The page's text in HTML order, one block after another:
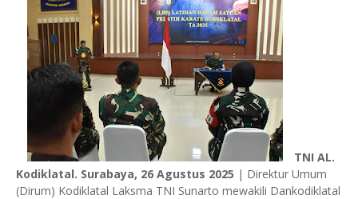
TNI AL.
Kodiklatal. Surabaya, 26 Agustus 2025 | Direktur Umum
(Dirum) Kodiklatal Laksma TNI Sunarto mewakili Dankodiklatal